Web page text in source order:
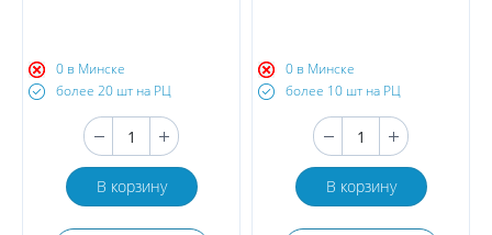
0 в Минске
более 20 шт на РЦ
В корзину
0 в Минске
более 10 шт на РЦ
В корзину